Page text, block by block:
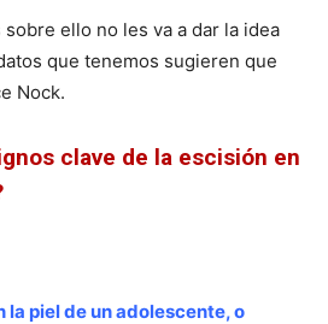
ello no les va a dar la idea
que tenemos sugieren que
Nock.
clave de la escisión en
piel de un adolescente, o